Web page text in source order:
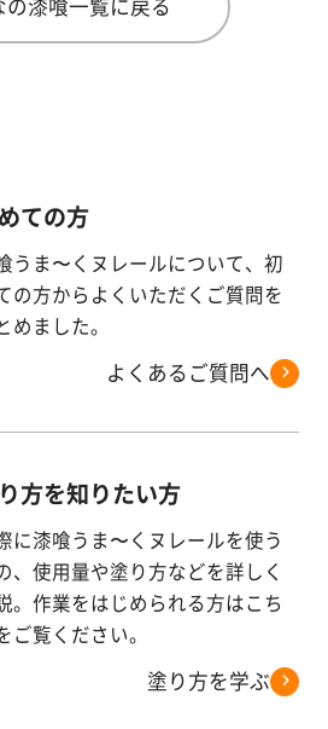
の漆喰一覧に戻る
ての方
うま〜くヌレールについて、初
の方からよくいただくご質問を
めました。
よくあるご質問へ
方を知りたい方
に漆喰うま〜くヌレールを使う
、使用量や塗り方などを詳しく
。作業をはじめられる方はこち
ご覧ください。
塗り方を学ぶ